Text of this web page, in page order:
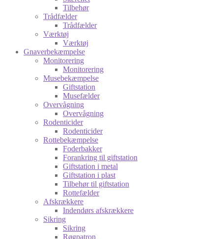
Tilbehør
Trådfælder
Trådfælder
Værktøj
Værktøj
Gnaverbekæmpelse
Monitorering
Monitorering
Musebekæmpelse
Giftstation
Musefælder
Overvågning
Overvågning
Rodenticider
Rodenticider
Rottebekæmpelse
Foderbakker
Forankring til giftstation
Giftstation i metal
Giftstation i plast
Tilbehør til giftstation
Rottefælder
Afskrækkere
Indendørs afskrækkere
Sikring
Sikring
Røgpatron